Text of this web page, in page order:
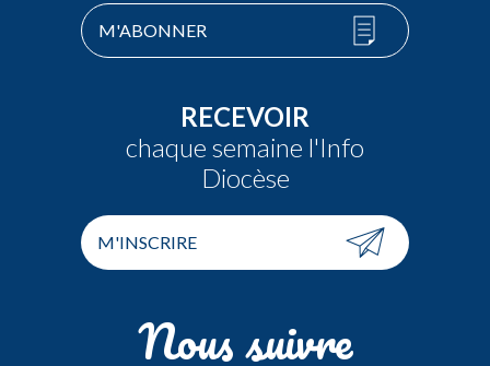
M'ABONNER
RECEVOIR
chaque semaine l'Info
Diocèse
M'INSCRIRE
Nous suivre